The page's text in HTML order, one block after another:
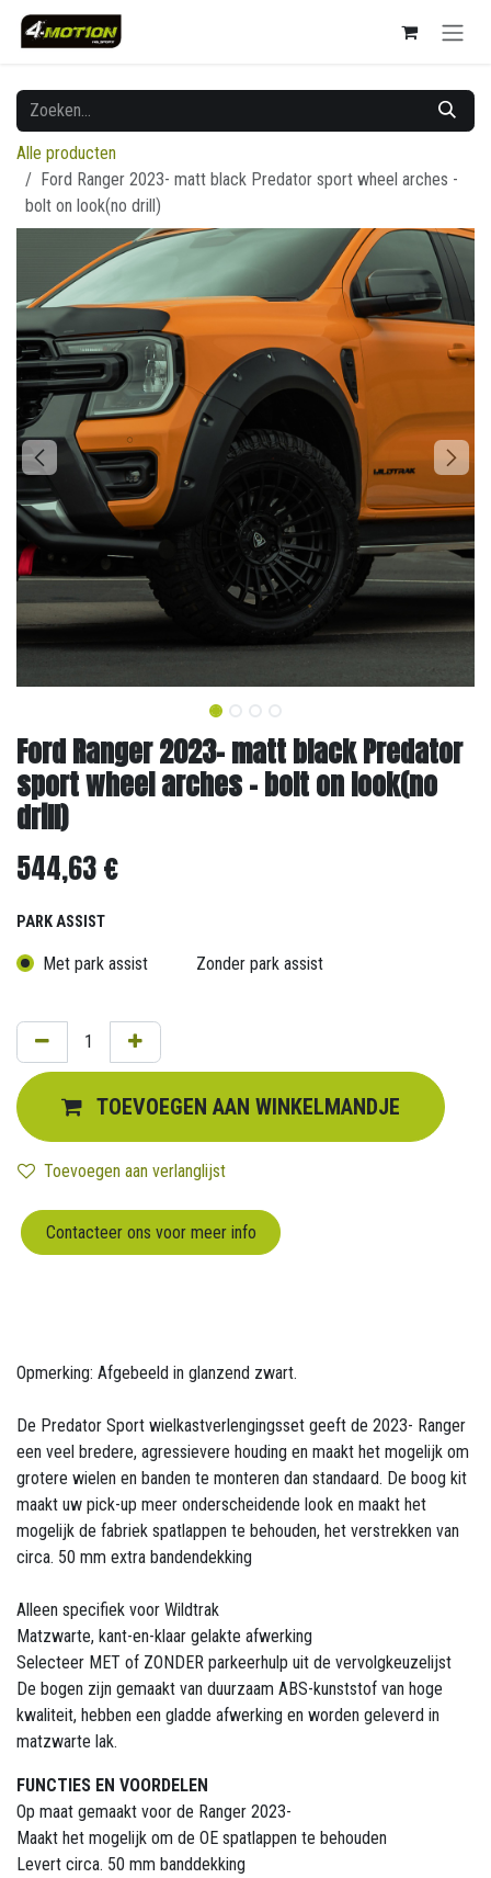
Overslaan naar inhoud
Alle producten
Ford Ranger 2023- matt black Predator sport wheel arches -
bolt on look(no drill)
Ford Ranger 2023- matt black Predator
sport wheel arches - bolt on look(no
drill)
544,63€
PARK ASSIST
Met park assist Zonder park assist
TOEVOEGEN AAN WINKELMANDJE
Toevoegen aan verlanglijst
Contacteer ons voor meer info
Opmerking: Afgebeeld in glanzend zwart.
De Predator Sport wielkastverlengingsset geeft de 2023- Ranger
een veel bredere, agressievere houding en maakt het mogelijk om
grotere wielen en banden te monteren dan standaard. De boog kit
maakt uw pick-up meer onderscheidende look en maakt het
mogelijk de fabriek spatlappen te behouden, het verstrekken van
circa. 50 mm extra bandendekking
Alleen specifiek voor Wildtrak
Matzwarte, kant-en-klaar gelakte afwerking
Selecteer MET of ZONDER parkeerhulp uit de vervolgkeuzelijst
De bogen zijn gemaakt van duurzaam ABS-kunststof van hoge
kwaliteit, hebben een gladde afwerking en worden geleverd in
matzwarte lak.
FUNCTIES EN VOORDELEN
Op maat gemaakt voor de Ranger 2023-
Maakt het mogelijk om de OE spatlappen te behouden
Levert circa. 50 mm banddekking